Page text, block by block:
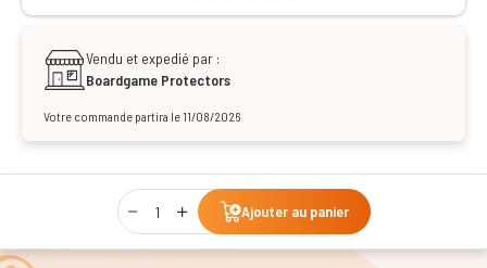
Vendu et expedié par :
Boardgame Protectors
Votre commande partira le 11/08/2026
Qty
Ajouter au panier